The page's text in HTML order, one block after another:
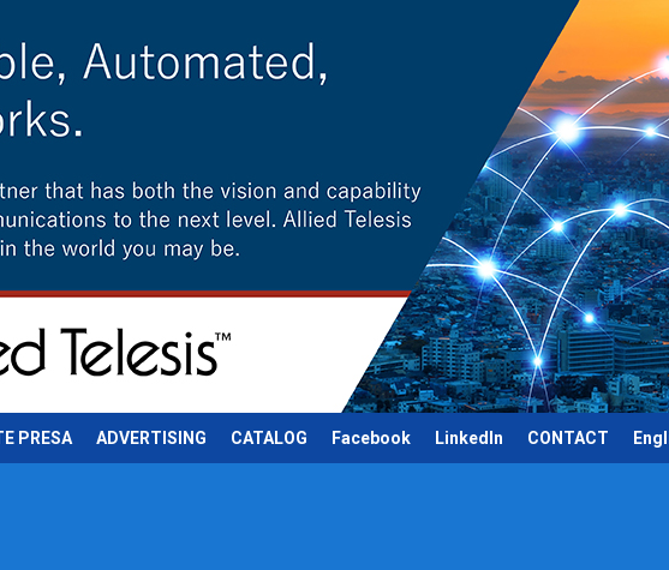
PRESA ADVERTISING CATALOG Facebook LinkedIn CONTACT